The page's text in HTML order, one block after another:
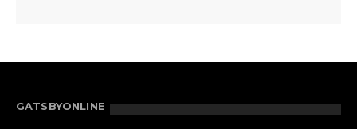
GATSBYONLINE